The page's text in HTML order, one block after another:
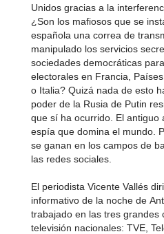
Unidos gracias a la
¿Son los mafiosos que se
española una correa de
manipulado los servicios
sociedades democráticas
electorales en Francia,
o Italia? Quizá nada de esto
poder de la Rusia de Putin
que sí ha ocurrido. El antiguo
espía que domina el mundo.
se ganan en los campos de
las redes sociales.
El periodista Vicente Vallés
informativo de la noche de
trabajado en las tres grandes
televisión nacionales: TVE,